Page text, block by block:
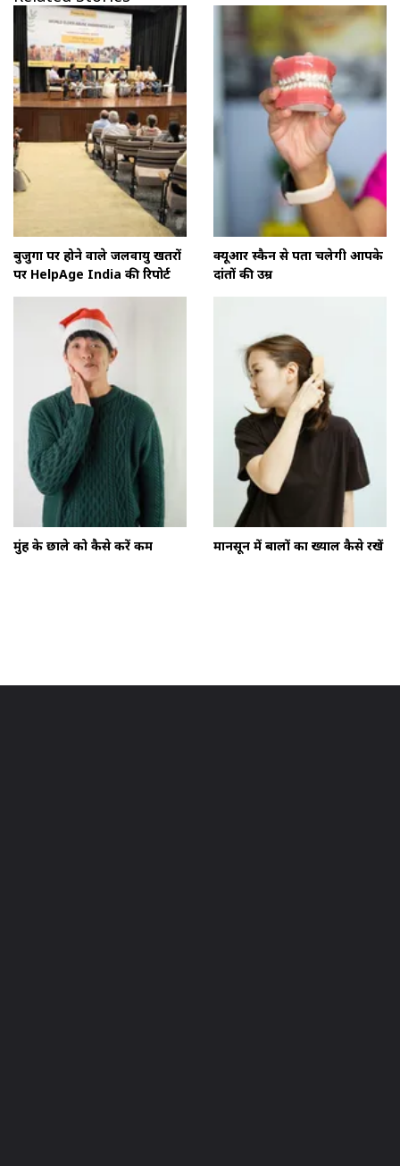
बुजुर्गों पर होने वाले जलवायु खतरों
पर HelpAge India की रिपोर्ट
क्यूआर स्कैन से पता चलेगी आपके
दांतों की उम्र
मुंह के छाले को कैसे करें कम मानसून में बालों का ख्याल कैसे रखें